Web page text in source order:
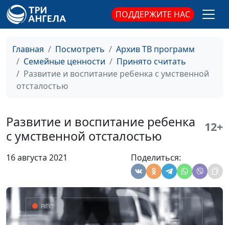
ПОДДЕРЖИТЕ НАС
Главная Посмотреть
Архив ТВ программ
Семейные ценности
Принято считать
Развитие и воспитание ребенка с умственной
отсталостью
Развитие и воспитание ребенка
с умственной отсталостью
12+
16 августа 2021 Поделиться:
Зачем ребенку раннее
развитие?
Анна Богатская,
Анна Щукина,
#689
Как помочь замкнутому
ребенку?
Анна Богатская,
Анна Щукина,
педагог-психолог
педагог-психолог
Детский сад или
домашнее воспитание?
Анна Щукина,
педагог-психолог
Какую форму обучения
выбрать?
Анна Богатская,
Анна Щукина,
педагог-психолог
#685